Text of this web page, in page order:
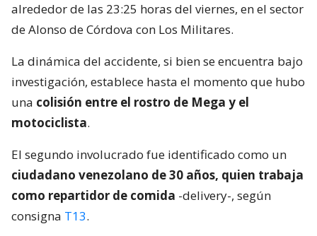
alrededor de las 23:25 horas del viernes, en el sector
de Alonso de Córdova con Los Militares.
La dinámica del accidente, si bien se encuentra bajo
investigación, establece hasta el momento que hubo
una colisión entre el rostro de Mega y el
motociclista.
El segundo involucrado fue identificado como un
ciudadano venezolano de 30 años, quien trabaja
como repartidor de comida -delivery-, según
consigna T13.